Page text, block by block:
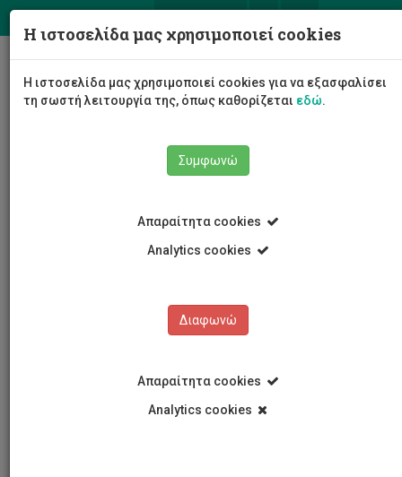
Η ιστοσελίδα μας χρησιμοποιεί cookies
Η ιστοσελίδα μας χρησιμοποιεί cookies για να εξασφαλίσει
τη σωστή λειτουργία της, όπως καθορίζεται εδώ.
Συμφωνώ
Απαραίτητα cookies
Analytics cookies
Διαφωνώ
Απαραίτητα cookies
Analytics cookies